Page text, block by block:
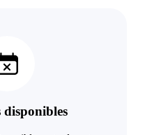
disponibles